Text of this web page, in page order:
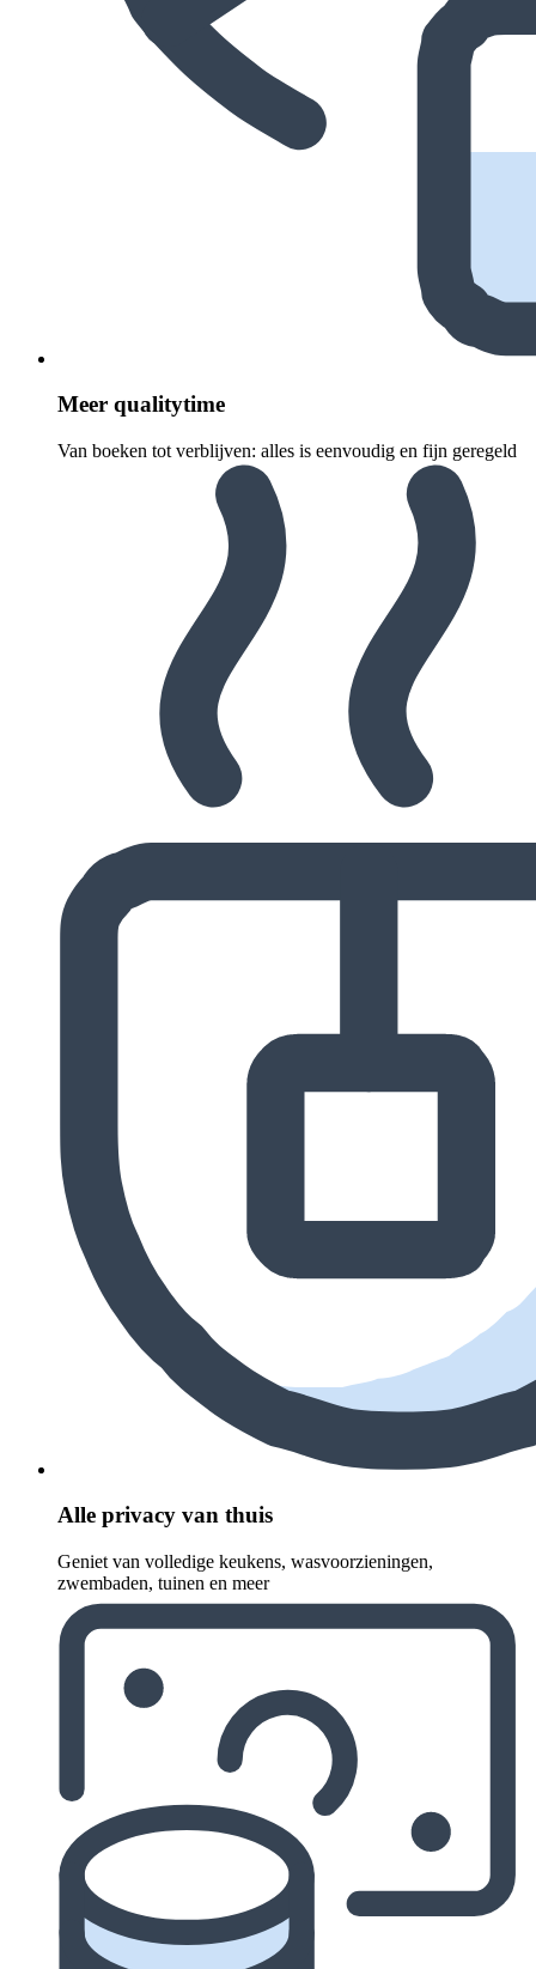
Meer quali­ty­time
Van boeken tot verblijven: alles is eenvoudig en fijn geregeld
Alle privacy van thuis
Geniet van volledige keukens, wasvoorzieningen,
zwembaden, tuinen en meer